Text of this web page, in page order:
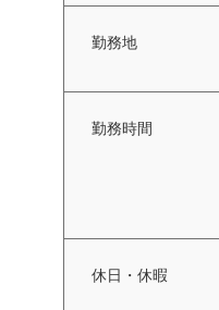
勤務地
勤務時間
休日・休暇